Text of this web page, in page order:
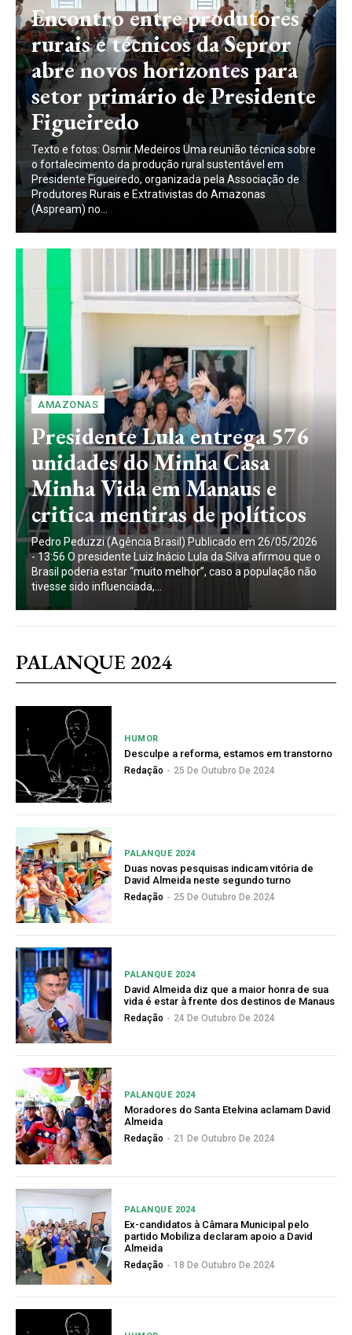
Encontro entre produtores
rurais e técnicos da Sepror
abre novos horizontes para
setor primário de Presidente
Figueiredo
Texto e fotos: Osmir Medeiros Uma reunião técnica sobre
o fortalecimento da produção rural sustentável em
Presidente Figueiredo, organizada pela Associação de
Produtores Rurais e Extrativistas do Amazonas
(Aspream) no...
AMAZONAS
Presidente Lula entrega 576
unidades do Minha Casa
Minha Vida em Manaus e
critica mentiras de políticos
Pedro Peduzzi (Agência Brasil) Publicado em 26/05/2026
- 13:56 O presidente Luiz Inácio Lula da Silva afirmou que o
Brasil poderia estar “muito melhor”, caso a população não
tivesse sido influenciada,...
PALANQUE 2024
HUMOR
Desculpe a reforma, estamos em transtorno
Redação - 25 De Outubro De 2024
PALANQUE 2024
Duas novas pesquisas indicam vitória de
David Almeida neste segundo turno
Redação - 25 De Outubro De 2024
PALANQUE 2024
David Almeida diz que a maior honra de sua
vida é estar à frente dos destinos de Manaus
Redação - 24 De Outubro De 2024
PALANQUE 2024
Moradores do Santa Etelvina aclamam David
Almeida
Redação - 21 De Outubro De 2024
PALANQUE 2024
Ex-candidatos à Câmara Municipal pelo
partido Mobiliza declaram apoio a David
Almeida
Redação - 18 De Outubro De 2024